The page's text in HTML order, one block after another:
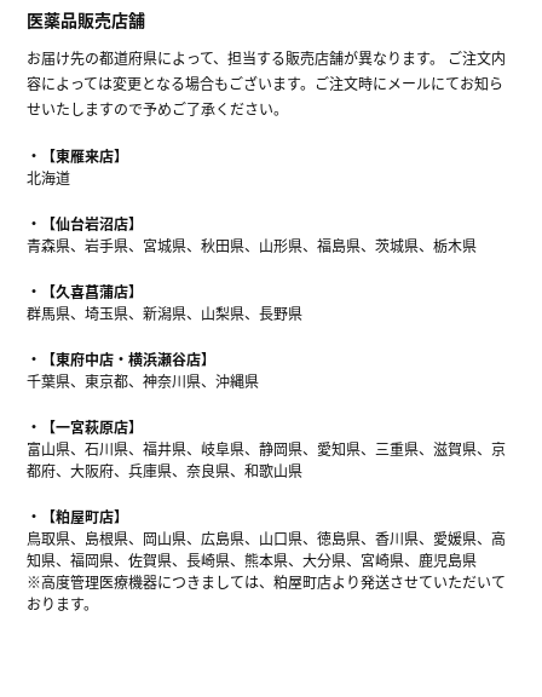
医薬品販売店舗
お届け先の都道府県によって、担当する販売店舗が異なります。 ご注文内
容によっては変更となる場合もございます。ご注文時にメールにてお知ら
せいたしますので予めご了承ください。
【東雁来店】
北海道
【仙台岩沼店】
青森県、岩手県、宮城県、秋田県、山形県、福島県、茨城県、栃木県
【久喜菖蒲店】
群馬県、埼玉県、新潟県、山梨県、長野県
【東府中店・横浜瀬谷店】
千葉県、東京都、神奈川県、沖縄県
【一宮萩原店】
富山県、石川県、福井県、岐阜県、静岡県、愛知県、三重県、滋賀県、京
都府、大阪府、兵庫県、奈良県、和歌山県
【粕屋町店】
鳥取県、島根県、岡山県、広島県、山口県、徳島県、香川県、愛媛県、高
知県、福岡県、佐賀県、長崎県、熊本県、大分県、宮崎県、鹿児島県
※高度管理医療機器につきましては、粕屋町店より発送させていただいて
おります。